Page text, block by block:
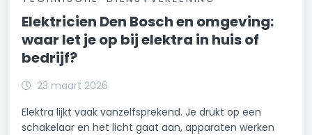
Elektricien Den Bosch en omgeving:
waar let je op bij elektra in huis of
bedrijf?
23 maart 2026
Elektra lijkt vaak vanzelfsprekend. Je drukt op een
schakelaar en het licht gaat aan, apparaten werken